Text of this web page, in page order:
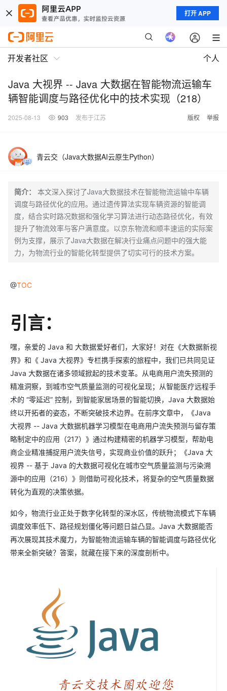
打开 APP
开发者社区 个人
Java 大视界 -- Java 大数据在智能物流运输车
辆智能调度与路径优化中的技术实现（218）
2025-08-13 903 发布于江苏 版权 举报
青云交（Java大数据AI云原生Python）
简介：
本文深入探讨了Java大数据技术在智能物流运输中车辆
调度与路径优化的应用。通过遗传算法实现车辆资源的智能调
度，结合实时路况数据和强化学习算法进行动态路径优化，有效
提升了物流效率与客户满意度。以京东物流和顺丰速运的实际案
例为支撑，展示了Java大数据在解决行业痛点问题中的强大能
力，为物流行业的智能化转型提供了切实可行的技术方案。
@TOC
引言：
嘿，亲爱的 Java 和 大数据爱好者们，大家好！对在《大数据新视
界》和《 Java 大视界》专栏携手探索的旅程中，我们已共同见证
Java 大数据在诸多领域掀起的技术变革。从电商用户流失预测的
精准洞察，到城市空气质量监测的可视化呈现；从智能医疗远程手
术的 “零延迟” 控制，到智能家居场景的智能切换，Java 大数据始
终以开拓者的姿态，不断突破技术边界。在前序文章中，《Java
大视界 -- Java 大数据机器学习模型在电商用户流失预测与留存策
略制定中的应用（217）》通过构建精密的机器学习模型，帮助电
商企业精准捕捉用户流失信号，实现商业价值的跃升；《Java 大
视界 -- 基于 Java 的大数据可视化在城市空气质量监测与污染溯
源中的应用（216）》则借助可视化技术，将复杂的空气质量数据
转化为直观的决策依据。
如今，物流行业正处于数字化转型的深水区，传统物流模式下车辆
调度效率低下、路径规划僵化等问题日益凸显。Java 大数据能否
再次展现其技术魔力，为智能物流运输车辆的智能调度与路径优化
带来全新突破？答案，就藏在接下来的深度剖析中。